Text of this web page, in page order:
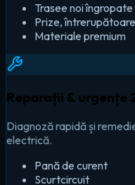
Trasee noi îngropate
Prize, întrerupătoare
Materiale premium
Reparații & urgențe
Diagnoză rapidă și
electrică.
Pană de curent
Scurtcircuit